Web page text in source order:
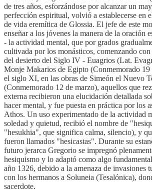
de tres años, esforzándose por alcanzar un
perfección espiritual, volvió a establecerse en
de vida eremítica de Glossia. El jefe de este
enseñar a los jóvenes la manera de la oración
- la actividad mental, que por grados
cultivada por los monásticos, comenzando con
del desierto del Siglo IV - Euagrios (Lat.
Monje Makarios de Egipto (Conmemorado 19
el siglo XI, en las obras de Simeón el Nuevo
(Conmemorado 12 de marzo), aquellos que
externa recibieron una elucidación detallada
hacer mental, y fue puesta en práctica por los
Athos. Un uso experimentado de la actividad
soledad y quietud, recibió el nombre de
"hesukhia", que significa calma, silencio), y
fueron llamados "hesicastas". Durante su
futuro jerarca Gregorio se impregnó
hesiquismo y lo adaptó como algo
año 1326, debido a la amenaza de invasiones
con los hermanos a Soluneia (Tesalónica),
sacerdote.